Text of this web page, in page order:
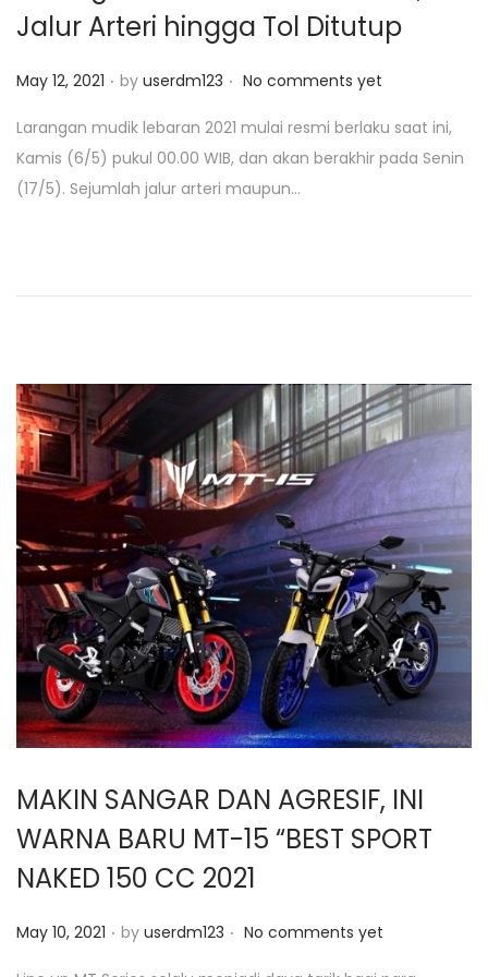
o
Jalur Arteri hingga Tol Ditutup
P
s
t
e
May 12, 2021 . by userdm123 . No comments yet
Larangan mudik lebaran 2021 mulai resmi berlaku saat ini,
Kamis (6/5) pukul 00.00 WIB, dan akan berakhir pada Senin
(17/5). Sejumlah jalur arteri maupun…
MAKIN SANGAR DAN AGRESIF, INI
WARNA BARU MT-15 “BEST SPORT
NAKED 150 CC 2021
P
May 10, 2021 . by userdm123 . No comments yet